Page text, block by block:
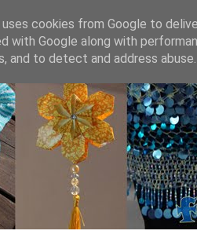
cookies from Google to
with Google along with
and to detect and address abuse.